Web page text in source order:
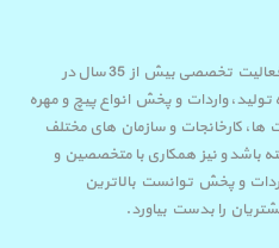
گروه صنعتی جهان پیچ صنعت دارای فعالیت تخصصی بیش از 35 سال در
واردات و پخش انواع پیچ و مهره
ها، کارخانجات و سازمان های مختلف
باشد و نیز همکاری با متخصصین و
و پخش توانست بالاترین
را بدست بیاورد.